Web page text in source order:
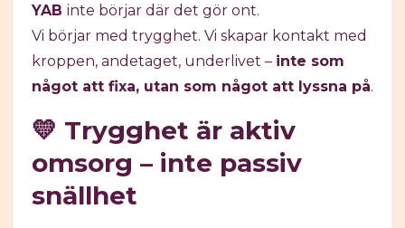
YAB inte börjar där det gör ont.
Vi börjar med trygghet. Vi skapar kontakt med
kroppen, andetaget, underlivet – inte som
något att fixa, utan som något att lyssna på.
💛 Trygghet är aktiv
omsorg – inte passiv
snällhet